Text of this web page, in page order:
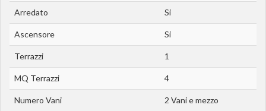
Arredato Si
Ascensore Si
Terrazzi 1
MQ Terrazzi 4
Numero Vani 2 Vani e mezzo